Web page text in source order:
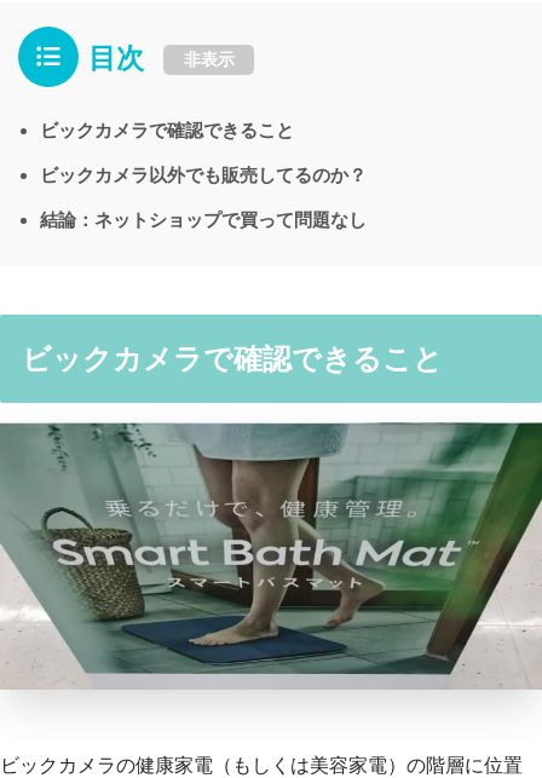
目次 非表示
ビックカメラで確認できること
ビックカメラ以外でも販売してるのか？
結論：ネットショップで買って問題なし
ビックカメラで確認できること
ビックカメラの健康家電（もしくは美容家電）の階層に位置